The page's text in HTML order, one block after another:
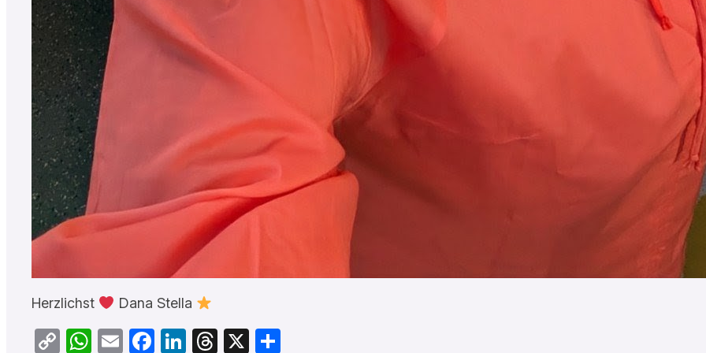
Herzlichst Dana Stella
CopyWhatsApp
EmailFacebook
LinkedIn
Threads
X